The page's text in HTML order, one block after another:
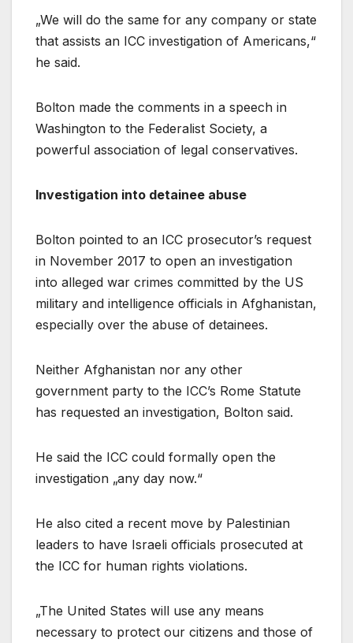
„We will do the same for any company or state
that assists an ICC investigation of Americans,“
he said.
Bolton made the comments in a speech in
Washington to the Federalist Society, a
powerful association of legal conservatives.
Investigation into detainee abuse
Bolton pointed to an ICC prosecutor’s request
in November 2017 to open an investigation
into alleged war crimes committed by the US
military and intelligence officials in Afghanistan,
especially over the abuse of detainees.
Neither Afghanistan nor any other
government party to the ICC’s Rome Statute
has requested an investigation, Bolton said.
He said the ICC could formally open the
investigation „any day now.“
He also cited a recent move by Palestinian
leaders to have Israeli officials prosecuted at
the ICC for human rights violations.
„The United States will use any means
necessary to protect our citizens and those of